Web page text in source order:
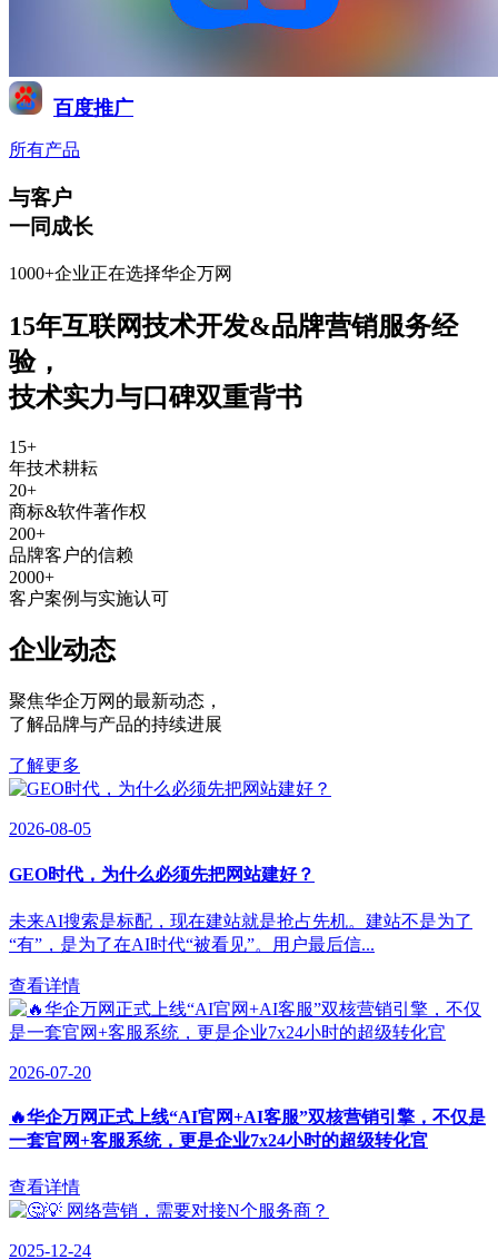
百度推广
所有产品
与客户
一同成长
1000+企业正在选择华企万网
15年互联网技术开发&品牌营销服务经
验，
技术实力与口碑双重背书
15+
年技术耕耘
20+
商标&软件著作权
200+
品牌客户的信赖
2000+
客户案例与实施认可
企业动态
聚焦华企万网的最新动态 ，
了解品牌与产品的持续进展
了解更多
2026-08-05
GEO时代，为什么必须先把网站建好？
未来AI搜索是标配，现在建站就是抢占先机。建站不是为了
“有”，是为了在AI时代“被看见”。用户最后信...
查看详情
2026-07-20
🔥华企万网正式上线“AI官网+AI客服”双核营销引擎，不仅是
一套官网+客服系统，更是企业7x24小时的超级转化官
查看详情
2025-12-24